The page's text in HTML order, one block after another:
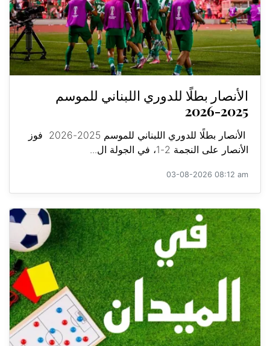
الأنصار بطلًا للدوري اللبناني للموسم
2025-2026
الأنصار بطلًا للدوري اللبناني للموسم 2025-2026 فوز
الأنصار على النجمة 2-1، في الجولة ال...
03-08-2026 08:12 am